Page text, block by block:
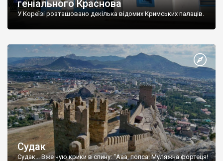
геніального Краснова
У Кореїзі розташовано декілька відомих Кримських палаців.
Судак
Судак... Вже чую крики в спину: "Ааа, попса! Муляжна фортеця!